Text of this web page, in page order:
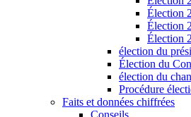
Élection
Élection
Élection
élection du
Élection du
élection du
Procédure
Faits et données chiffrées